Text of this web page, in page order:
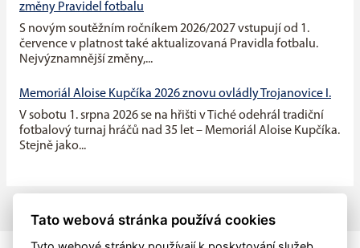
změny Pravidel fotbalu
S novým soutěžním ročníkem 2026/2027 vstupují od 1.
července v platnost také aktualizovaná Pravidla fotbalu.
Nejvýznamnější změny,...
Memoriál Aloise Kupčíka 2026 znovu ovládly Trojanovice I.
V sobotu 1. srpna 2026 se na hřišti v Tiché odehrál tradiční
fotbalový turnaj hráčů nad 35 let – Memoriál Aloise Kupčíka.
Stejně jako...
Tato webová stránka používá cookies